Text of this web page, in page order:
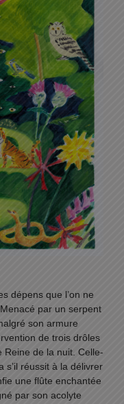
dépens que l’on ne
par un serpent
son armure
de trois drôles
Reine de la nuit. Celle-
s’il réussit à la délivrer
une flûte enchantée
par son acolyte